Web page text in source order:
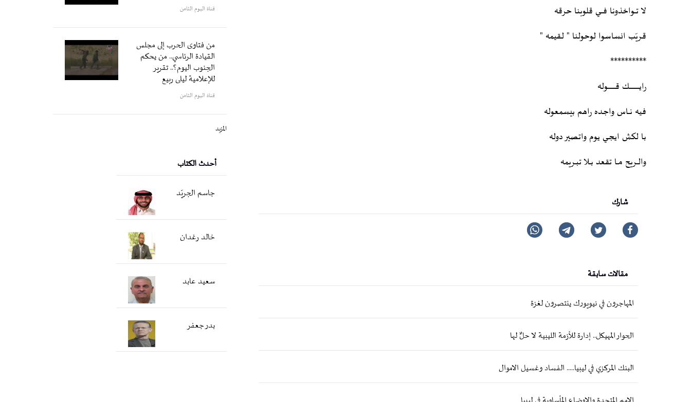
لا تـــواخذونا فــــــي قلوبنا حرقه
قـريّب انساسوا لوحولنا " لـقيمه "
**********
رايـــــــــــــــــــك قـــــــــــــــوله
فيه نـــاس واجـده راهم بيسمعوله
با لكش ايجـــي يوم واتصير دوله
والـــريح مـــا تقعد بـــلا تبــريمه
شارك
مقالات سابقة
المهاجرون في نيويورك ينتصرون لغزة
الحوار المهيكل.. إدارة للأزمة الليبية لا حلٌّ لها
البنك المركزي في ليبيا..... الفساد وغسيل الاموال
قناة اليوم الثامن
من فتاوى الحرب إلى مجلس
القيادة الرئاسي.. من يحكم
الجنوب اليوم؟.. تقرير
للإعلامية ليلى ربيع
قناة اليوم الثامن
المزيد
أحدث الكتاب
جاسم الجريّد
خالد رغدان
سعید عابد
بدر جعفر